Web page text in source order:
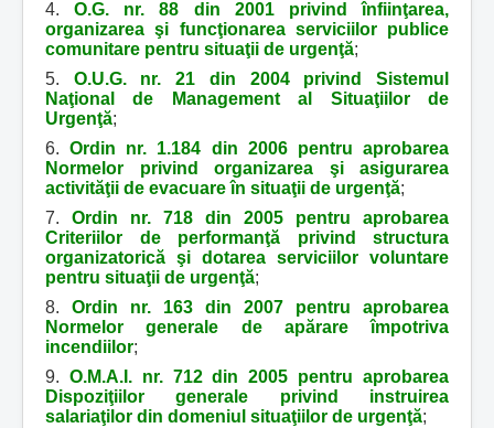
4.O.G. nr. 88 din 2001 privind înfiinţarea,
organizarea şi funcţionarea serviciilor publice
comunitare pentru situaţii de urgenţă;
5. O.U.G. nr. 21 din 2004 privind Sistemul
Naţional de Management al Situaţiilor de
Urgenţă;
6.Ordin nr. 1.184 din 2006 pentru aprobarea
Normelor privind organizarea şi asigurarea
activităţii de evacuare în situaţii de urgenţă;
7. Ordin nr. 718 din 2005 pentru aprobarea
Criteriilor de performanţă privind structura
organizatorică şi dotarea serviciilor voluntare
pentru situaţii de urgenţă;
8. Ordin nr. 163 din 2007 pentru aprobarea
Normelor generale de apărare împotriva
incendiilor;
9. O.M.A.I. nr. 712 din 2005 pentru aprobarea
Dispoziţiilor generale privind instruirea
salariaţilor din domeniul situaţiilor de urgenţă;